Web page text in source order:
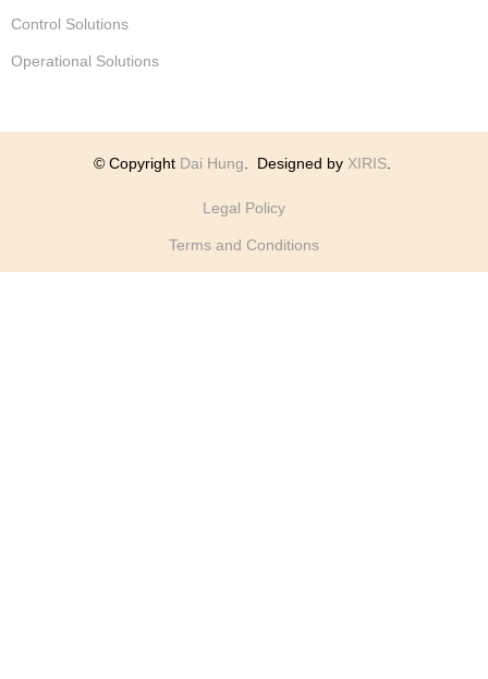
Control Solutions
Operational Solutions
© Copyright Dai Hung Designed by XIRIS.
Legal Policy
Terms and Conditions